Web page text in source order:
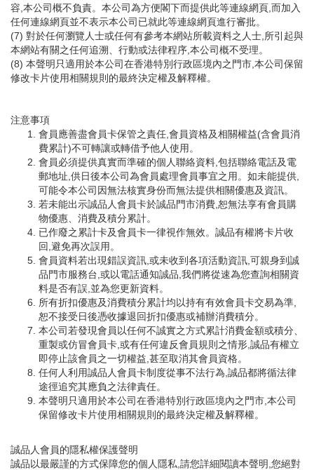
容,本公司概不負責。本公司為方便閣下而提供此等連線網頁,而加入
任何連線網頁並不表示本公司已就此等連線網頁進行審批。
(7) 對於任何瀏覽人士或任何有參考本網站所載資料之人士,所引起與
本網站有關之任何追溯、行動或法律程序,本公司概不受理。
(8) 本聲明只適用於本公司在香港特別行政區境內之門市,本公司保留
修改卡片使用相關規則的最終決定權及解釋權。
注意事項
會員應善盡會員卡保管之責任,會員資格及相關權益(含會員消
費累計)不可轉讓或轉借予他人使用。
會員必須提供真實而準確的個人聯絡資料,包括聯絡電話及電
郵地址,供日後本公司為會員處理會員事宜之用。如未能提供,
可能令本公司因無法核實身份而無法提供相關優惠及資訊。
若未能出示誠品人會員卡於誠品門市消費,恕無法享有會員購
物優惠、消費及積分累計。
已作廢之累計卡及會員卡一律視作無效。誠品有權將卡片收
回,避免再次誤用。
會員資料若出現錯誤資訊,或未收到各項活動資訊,可親身到誠
品門市服務台,或以電話通知誠品,我們將從速為您查詢相關資
料是否有誤,並為您更新資料。
所有折扣優惠及消費積分累計均以持有有效會員卡交易為準,
恕不接受日後憑收據退回折扣優惠或補辦消費積分。
本公司若發現會員以任何不誠實之方式累計消費金額或積分、
重製或仿冒會員卡,或有任何違反會員規則之情形,誠品有權立
即停止該會員之一切權益,甚至取消其會員資格。
任何人利用誠品人會員卡制度從事不法行為,誠品都將循法律
途徑追究其應負之法律責任。
本聲明只適用於本公司在香港特別行政區境內之門市,本公司
保留修改卡片使用相關規則的最終決定權及解釋權。
誠品人會員的隱私權保護聲明
誠品以最嚴謹的方式保障您的個人隱私,請您詳細閱讀本聲明,您絕對